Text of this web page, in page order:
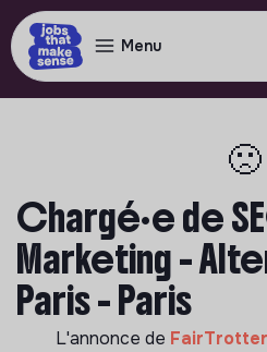
Menu
🙁
Chargé·e de
Marketing -
Paris - Paris
L'annonce de FairTrotter